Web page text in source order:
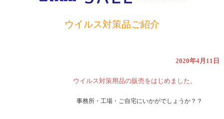
ウイルス対策品ご紹介
2020年4月11日
ウイルス対策用品の販売をはじめました。
事務所・工場・ご自宅にいかがでしょうか？？